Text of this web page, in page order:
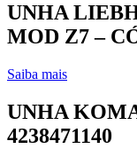
UNHA
MOD Z7 –
Saiba mais
UNHA
4238471140